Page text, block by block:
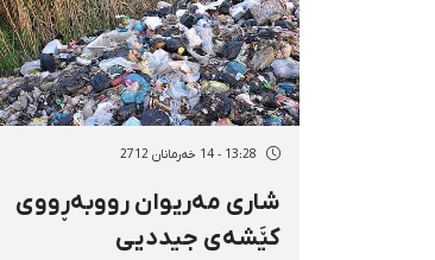
13:28 - 14 خەرمانان 2712
شاری مەریوان رووبەڕووی
كێَشەی جیددیی